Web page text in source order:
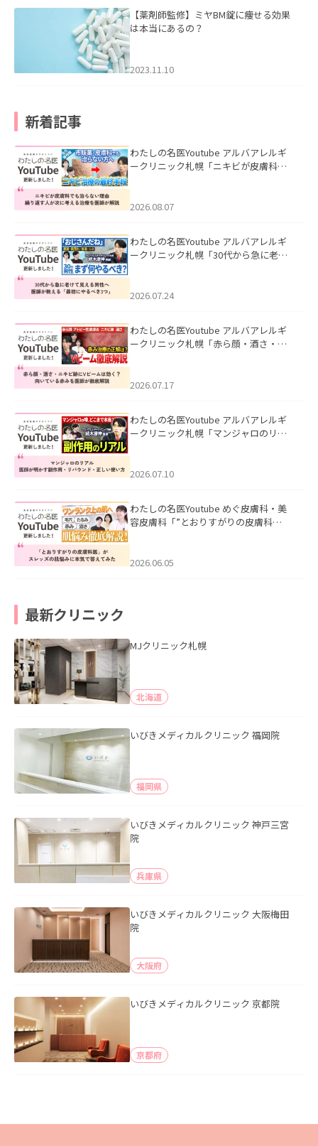
【薬剤師監修】ミヤBM錠に痩せる効果
は本当にあるの？
2023.11.10
新着記事
わたしの名医Youtube アルバアレルギ
ークリニック札幌「ニキビが皮膚科で
ました。
2026.08.07
わたしの名医Youtube アルバアレルギ
ークリニック札幌「30代から急に老け
た。
2026.07.24
わたしの名医Youtube アルバアレルギ
ークリニック札幌「赤ら顔・酒さ・ニ
した。
2026.07.17
わたしの名医Youtube アルバアレルギ
ークリニック札幌「マンジャロのリア
た。
2026.07.10
わたしの名医Youtube めぐ皮膚科・美
容皮膚科「”とおりすがりの皮膚科
2026.06.05
最新クリニック
MJクリニック札幌
北海道
いびきメディカルクリニック 福岡院
福岡県
いびきメディカルクリニック 神戸三宮
院
兵庫県
いびきメディカルクリニック 大阪梅田
院
大阪府
いびきメディカルクリニック 京都院
京都府